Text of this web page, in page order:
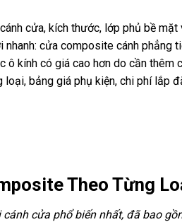
cửa, kích thước, lớp phủ bề
cửa composite cánh phẳng
ô kính có giá cao hơn do cần
bảng giá phụ kiện, chi phí lắp
Theo Từng
cửa phổ biến nhất, đã bao